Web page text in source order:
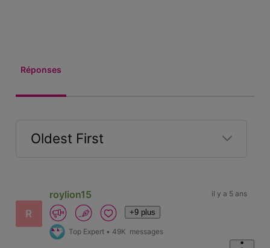
Réponses
Oldest First
First
R
roylion15
+9 plus
Top Expert • 49K messages
il y a 5 ans